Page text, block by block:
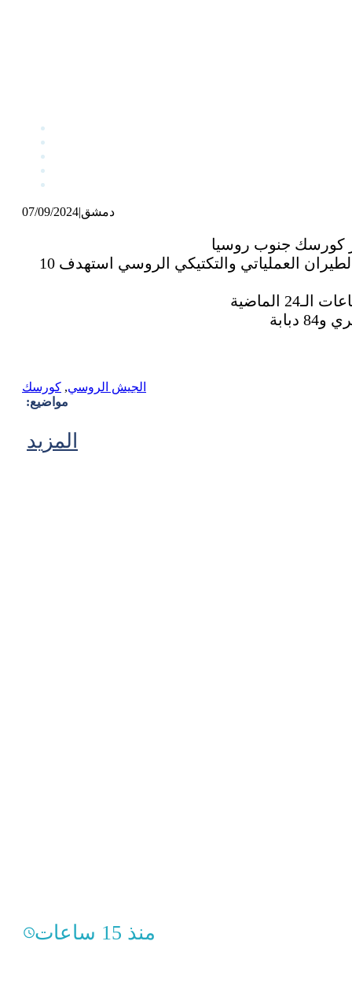
07/09/2024|دمشق
وقالت وزارة الدفاع الروسية في بيان إن قواتها تصدت لهجومين أوكرانيين على محور كورسك، والطيران العملياتي والتكتيكي الروسي استهدف 10
الجيش الروسي, كورسك
مواضيع:
المزيد
منذ 15 ساعات